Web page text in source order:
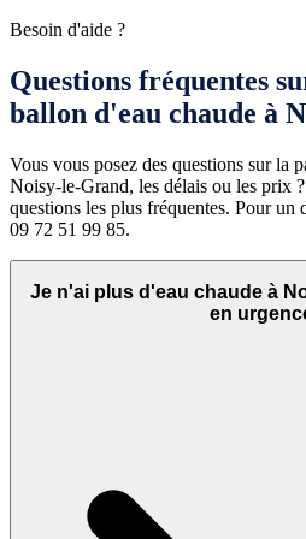
Besoin d'aide ?
Questions fréquentes
ballon d'eau chaude à
Vous vous posez des questions sur la
Noisy-le-Grand, les délais ou les prix
questions les plus fréquentes. Pour un
09 72 51 99 85.
Je n'ai plus d'eau chaude à
en